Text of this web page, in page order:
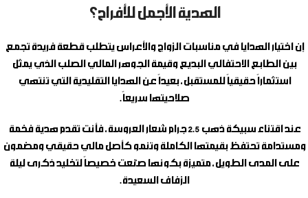
الهدية الأجمل للأفراح؟
إن اختيار الهدايا في مناسبات الزواج والأعراس يتطلب قطعة فريدة تجمع
بين الطابع الاحتفالي البديع وقيمة الجوهر المالي الصلب الذي يمثل
استثماراً حقيقياً للمستقبل، بعيداً عن الهدايا التقليدية التي تنتهي
صلاحيتها سريعاً.
عند اقتناءسبيكة ذهب 2.5 جرام شعار العروسة
، فأنت تقدم هدية فخمة
ومستدامة تحتفظ بقيمتها الكاملة وتنمو كأصل مالي حقيقي ومضمون
على المدى الطويل، متميزة بكونها صُنعت خصيصاً لتخليد ذكرى ليلة
الزفاف السعيدة.